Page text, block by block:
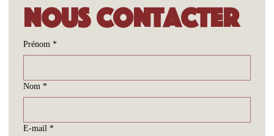
Nous contacter
Prénom *
Nom *
E-mail *